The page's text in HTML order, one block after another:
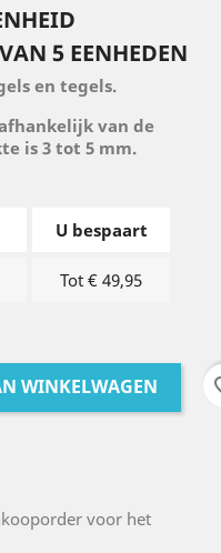
5 EENHEDEN
en tegels.
van de
is 3 tot 5 mm.
U bespaart
Tot € 49,95
WINKELWAGEN
voor het